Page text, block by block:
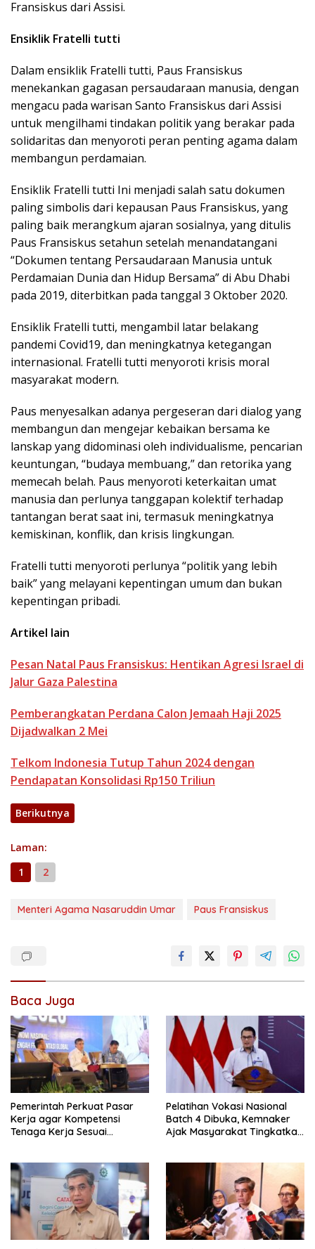
Fransiskus dari Assisi.
Ensiklik Fratelli tutti
Dalam ensiklik Fratelli tutti, Paus Fransiskus
menekankan gagasan persaudaraan manusia, dengan
mengacu pada warisan Santo Fransiskus dari Assisi
untuk mengilhami tindakan politik yang berakar pada
solidaritas dan menyoroti peran penting agama dalam
membangun perdamaian.
Ensiklik Fratelli tutti Ini menjadi salah satu dokumen
paling simbolis dari kepausan Paus Fransiskus, yang
paling baik merangkum ajaran sosialnya, yang ditulis
Paus Fransiskus setahun setelah menandatangani
“Dokumen tentang Persaudaraan Manusia untuk
Perdamaian Dunia dan Hidup Bersama” di Abu Dhabi
pada 2019, diterbitkan pada tanggal 3 Oktober 2020.
Ensiklik Fratelli tutti, mengambil latar belakang
pandemi Covid19, dan meningkatnya ketegangan
internasional. Fratelli tutti menyoroti krisis moral
masyarakat modern.
Paus menyesalkan adanya pergeseran dari dialog yang
membangun dan mengejar kebaikan bersama ke
lanskap yang didominasi oleh individualisme, pencarian
keuntungan, “budaya membuang,” dan retorika yang
memecah belah. Paus menyoroti keterkaitan umat
manusia dan perlunya tanggapan kolektif terhadap
tantangan berat saat ini, termasuk meningkatnya
kemiskinan, konflik, dan krisis lingkungan.
Fratelli tutti menyoroti perlunya “politik yang lebih
baik” yang melayani kepentingan umum dan bukan
kepentingan pribadi.
Artikel lain
Pesan Natal Paus Fransiskus: Hentikan Agresi Israel di
Jalur Gaza Palestina
Pemberangkatan Perdana Calon Jemaah Haji 2025
Dijadwalkan 2 Mei
Telkom Indonesia Tutup Tahun 2024 dengan
Pendapatan Konsolidasi Rp150 Triliun
Berikutnya
Laman:
1
2
Menteri Agama Nasaruddin Umar Paus Fransiskus
Baca Juga
Pemerintah Perkuat Pasar
Kerja agar Kompetensi
Tenaga Kerja Sesuai
Pelatihan Vokasi Nasional
Batch 4 Dibuka, Kemnaker
Ajak Masyarakat Tingkatkan